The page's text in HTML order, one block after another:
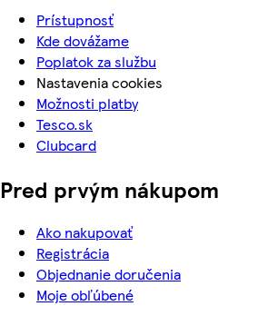
Prístupnosť
Kde dovážame
Poplatok za službu
Nastavenia cookies
Možnosti platby
Tesco.sk
Clubcard
Pred prvým nákupom
Ako nakupovať
Registrácia
Objednanie doručenia
Moje obľúbené